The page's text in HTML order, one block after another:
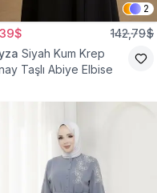
2
142,79$
Siyah Kum Krep
Taşlı Abiye Elbise